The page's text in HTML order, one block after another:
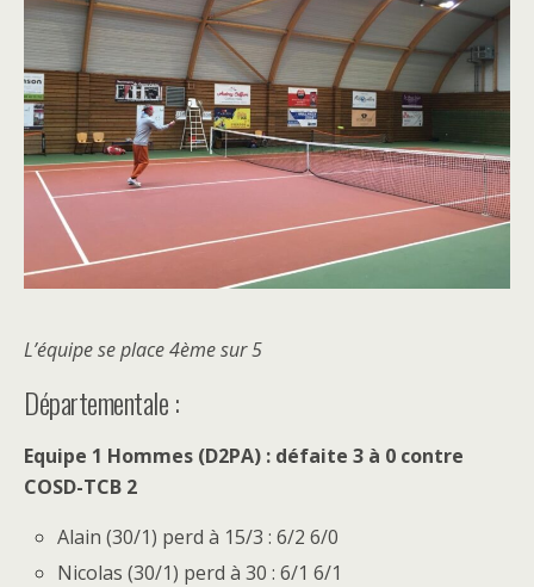
L’équipe se place 4ème sur 5
Départementale :
Equipe 1 Hommes (D2PA) : défaite 3 à 0 contre
COSD-TCB 2
Alain (30/1) perd à 15/3 : 6/2 6/0
Nicolas (30/1) perd à 30 : 6/1 6/1